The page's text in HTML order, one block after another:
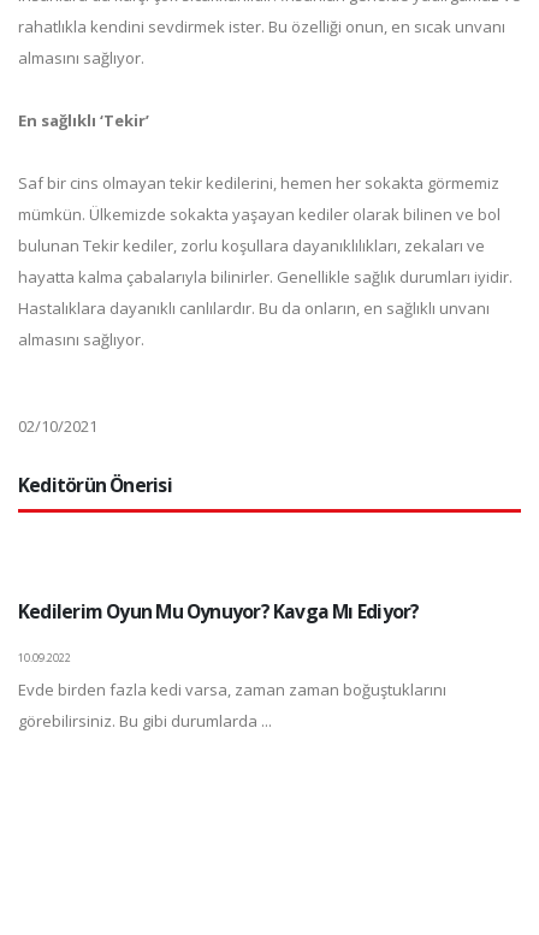
rahatlıkla kendini sevdirmek ister. Bu özelliği onun, en sıcak unvanı
almasını sağlıyor.
En sağlıklı ‘Tekir’
Saf bir cins olmayan tekir kedilerini, hemen her sokakta görmemiz
mümkün. Ülkemizde sokakta yaşayan kediler olarak bilinen ve bol
bulunan Tekir kediler, zorlu koşullara dayanıklılıkları, zekaları ve
hayatta kalma çabalarıyla bilinirler. Genellikle sağlık durumları iyidir.
Hastalıklara dayanıklı canlılardır. Bu da onların, en sağlıklı unvanı
almasını sağlıyor.
02/10/2021
Keditörün Önerisi
Kedilerim Oyun Mu Oynuyor? Kavga Mı Ediyor?
10.09.2022
Evde birden fazla kedi varsa, zaman zaman boğuştuklarını
görebilirsiniz. Bu gibi durumlarda ...